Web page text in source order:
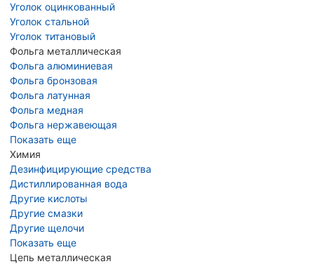
Уголок оцинкованный
Уголок стальной
Уголок титановый
Фольга металлическая
Фольга алюминиевая
Фольга бронзовая
Фольга латунная
Фольга медная
Фольга нержавеющая
Показать еще
Химия
Дезинфицирующие средства
Дистиллированная вода
Другие кислоты
Другие смазки
Другие щелочи
Показать еще
Цепь металлическая